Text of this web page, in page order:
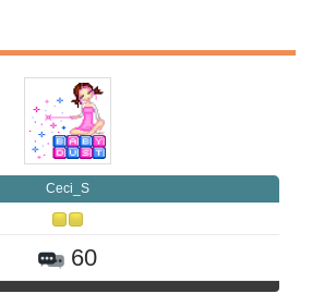
Ceci_S
60